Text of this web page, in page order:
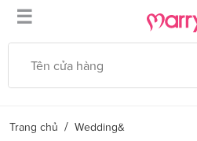
☰
Trang chủ / Wedding&